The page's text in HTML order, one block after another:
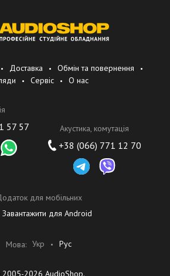
Доставка
Обмін та повернення
Сервіс О нас
57 57 Акустика, комутація
+38 (066) 771 12 70
для мобільних
Завантажити для Android
Мова: Укр Рус
2026 AudioShop.